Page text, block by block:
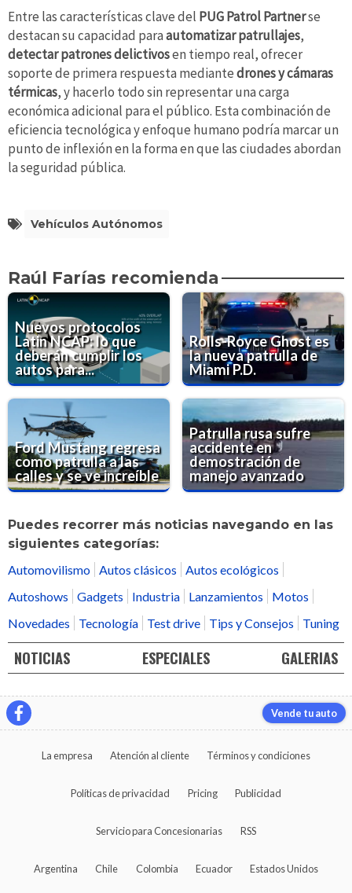
Entre las características clave del PUG Patrol Partnerse
destacan su capacidad paraautomatizar patrullajes,
detectar patrones delictivosen tiempo real, ofrecer
soporte de primera respuesta mediantedrones y cámaras
térmicas, y hacerlo todo sin representar una carga
económica adicional para el público. Esta combinación de
eficiencia tecnológica y enfoque humano podría marcar un
punto de inflexión en la forma en que las ciudades abordan
la seguridad pública.
Vehículos Autónomos
Raúl Farías recomienda
Nuevos protocolos
Latin NCAP: lo que
deberán cumplir los
autos para...
Rolls-Royce Ghost es
la nueva patrulla de
Miami P.D.
Ford Mustang regresa
como patrulla a las
calles y se ve increíble
Patrulla rusa sufre
accidente en
demostración de
manejo avanzado
Puedes recorrer más noticias navegando en las
siguientes categorías:
Automovilismo Autos clásicos
Autos ecológicos
Autoshows
Gadgets Industria Lanzamientos
Motos
Novedades
Tecnología Test drive Tips y Consejos Tuning
NOTICIAS ESPECIALES GALERIAS
Vende tu auto
La empresa Atención al cliente Términos y condiciones
Políticas de privacidad Pricing Publicidad
Servicio para Concesionarias RSS
Argentina Chile Colombia Ecuador Estados Unidos